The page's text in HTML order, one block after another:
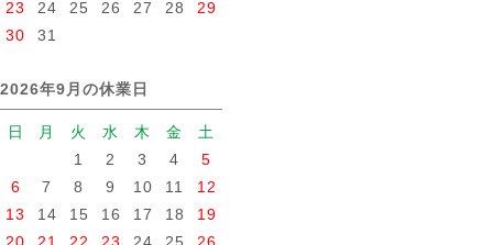
23 24 25 26 27 28
29
30
31
2026年9月の休業日
日 月 火 水 木 金
土
1
2 3 4
5
6
7 8 9 10 11
12
13
14 15 16 17 18
19